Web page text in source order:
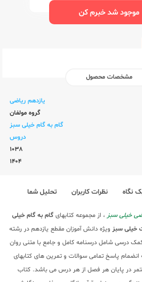
موجود شد خبرم کن
مشخصات محصول
یازدهم ریاضی
گروه مولفان
گام به گام خیلی سبز
دروس
1038
1404
نگاه نظرات کاربران تحلیل شما
خیلی سبز، از مجموعه کتابهای گام به گام خیلی
خیلی سبز ویژه دانش آموزان مقطع یازدهم در رشته
درسی شامل درسنامه کامل و جامع با متنی روان
انضمام پاسخ تمامی سوالات و تمرین های کتابهای
در پایان هر فصل از هر درس می باشد. کتاب